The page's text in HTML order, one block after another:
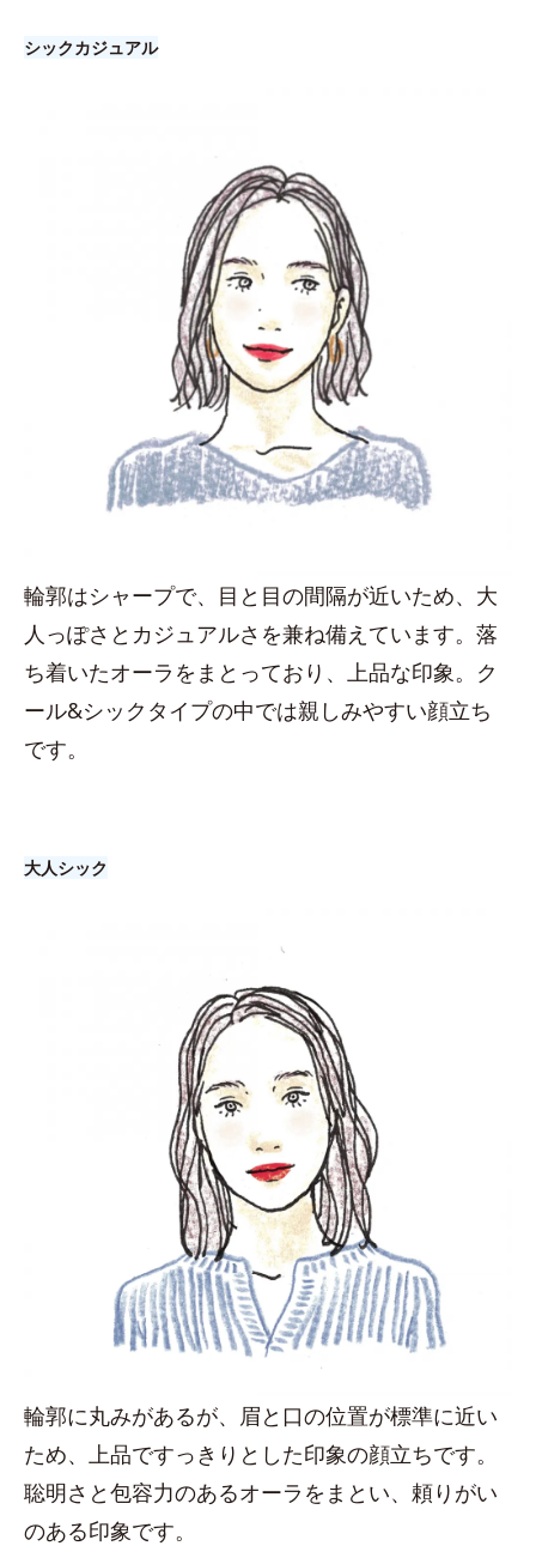
シックカジュアル
輪郭はシャープで、目と目の間隔が近いため、大
人っぽさとカジュアルさを兼ね備えています。落
ち着いたオーラをまとっており、上品な印象。ク
ール&シックタイプの中では親しみやすい顔立ち
です。
大人シック
輪郭に丸みがあるが、眉と口の位置が標準に近い
ため、上品ですっきりとした印象の顔立ちです。
聡明さと包容力のあるオーラをまとい、頼りがい
のある印象です。